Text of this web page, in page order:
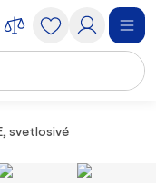
svetlosivé